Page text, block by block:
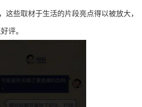
些取材于生活的片段亮点得以被放大，
评。